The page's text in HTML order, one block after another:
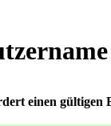
einen gültigen